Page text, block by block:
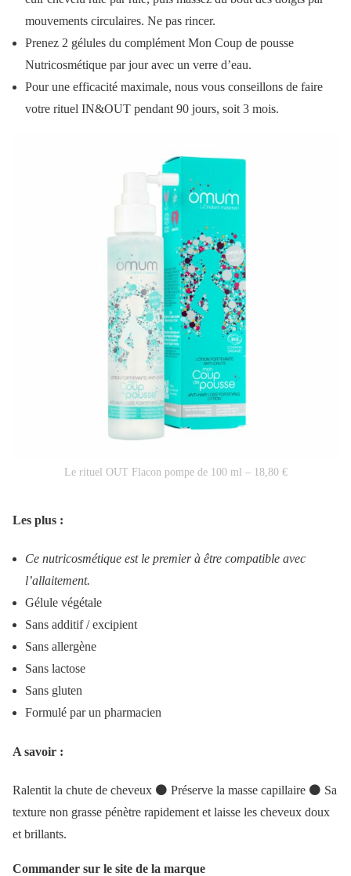
mouvements circulaires. Ne pas rincer.
Prenez 2 gélules du complément Mon Coup de pousse
Nutricosmétique par jour avec un verre d’eau.
Pour une efficacité maximale, nous vous conseillons de faire
votre rituel IN&OUT pendant 90 jours, soit 3 mois.
Le rituel OUT Flacon pompe de 100 ml – 18,80 €
Les plus :
Ce nutricosmétique est le premier à être compatible avec
l’allaitement.
Gélule végétale
Sans additif / excipient
Sans allergène
Sans lactose
Sans gluten
Formulé par un pharmacien
A savoir :
Ralentit la chute de cheveux ⚫ Préserve la masse capillaire ⚫ Sa
texture non grasse pénètre rapidement et laisse les cheveux doux
et brillants.
Commander sur le site de la marque